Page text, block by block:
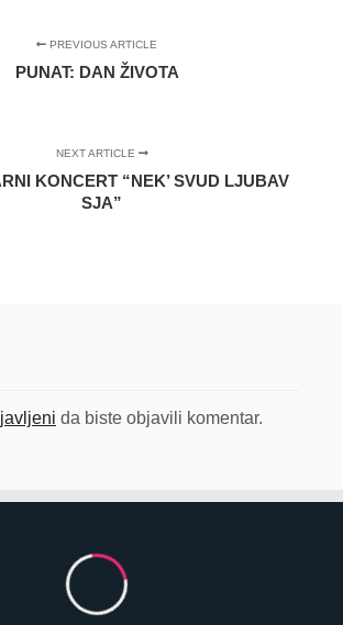
PREVIOUS ARTICLE
PUNAT: DAN ŽIVOTA
NEXT ARTICLE
KONCERT “NEK’ SVUD LJUBAV
SJA”
da biste objavili komentar.